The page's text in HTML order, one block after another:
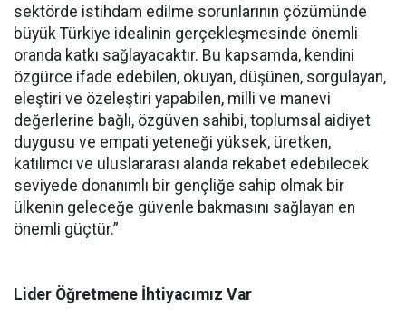
sektörde istihdam edilme sorunlarının çözümünde
büyük Türkiye idealinin gerçekleşmesinde önemli
oranda katkı sağlayacaktır. Bu kapsamda, kendini
özgürce ifade edebilen, okuyan, düşünen, sorgulayan,
eleştiri ve özeleştiri yapabilen, milli ve manevi
değerlerine bağlı, özgüven sahibi, toplumsal aidiyet
duygusu ve empati yeteneği yüksek, üretken,
katılımcı ve uluslararası alanda rekabet edebilecek
seviyede donanımlı bir gençliğe sahip olmak bir
ülkenin geleceğe güvenle bakmasını sağlayan en
önemli güçtür.”
Lider Öğretmene İhtiyacımız Var